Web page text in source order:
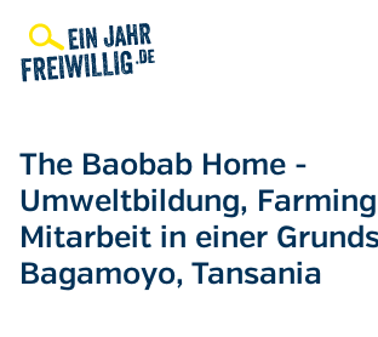
zum
Inhalt
The Baobab Home -
Umweltbildung,
Mitarbeit in einer
Bagamoyo, Tansania